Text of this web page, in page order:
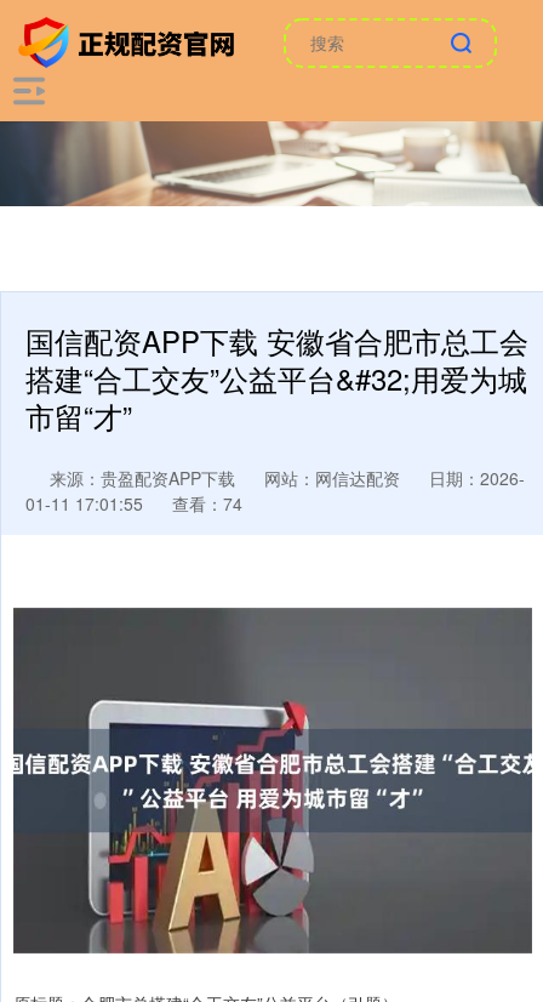
国信配资APP下载 安徽省合肥市总工会
搭建“合工交友”公益平台&#32;用爱为城
市留“才”
来源：贵盈配资APP下载 网站：网信达配资
日期：2026-
01-11 17:01:55
查看：74